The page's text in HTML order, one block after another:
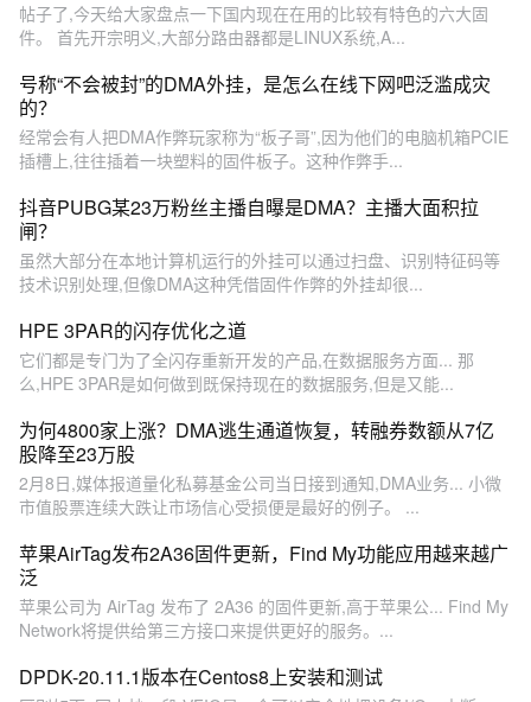
帖子了,今天给大家盘点一下国内现在在用的比较有特色的六大固
件。 首先开宗明义,大部分路由器都是LINUX系统,A...
号称“不会被封”的DMA外挂，是怎么在线下网吧泛滥成灾
的？
经常会有人把DMA作弊玩家称为“板子哥”,因为他们的电脑机箱PCIE
插槽上,往往插着一块塑料的固件板子。这种作弊手...
抖音PUBG某23万粉丝主播自曝是DMA？主播大面积拉
闸？
虽然大部分在本地计算机运行的外挂可以通过扫盘、识别特征码等
技术识别处理,但像DMA这种凭借固件作弊的外挂却很...
HPE 3PAR的闪存优化之道
它们都是专门为了全闪存重新开发的产品,在数据服务方面... 那
么,HPE 3PAR是如何做到既保持现在的数据服务,但是又能...
为何4800家上涨？DMA逃生通道恢复，转融券数额从7亿
股降至23万股
2月8日,媒体报道量化私募基金公司当日接到通知,DMA业务... 小微
市值股票连续大跌让市场信心受损便是最好的例子。 ...
苹果AirTag发布2A36固件更新，Find My功能应用越来越广
泛
苹果公司为 AirTag 发布了 2A36 的固件更新,高于苹果公... Find My
Network将提供给第三方接口来提供更好的服务。...
DPDK-20.11.1版本在Centos8上安装和测试